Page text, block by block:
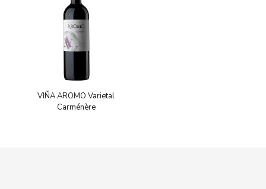
VIÑA AROMO Varietal
Carménère